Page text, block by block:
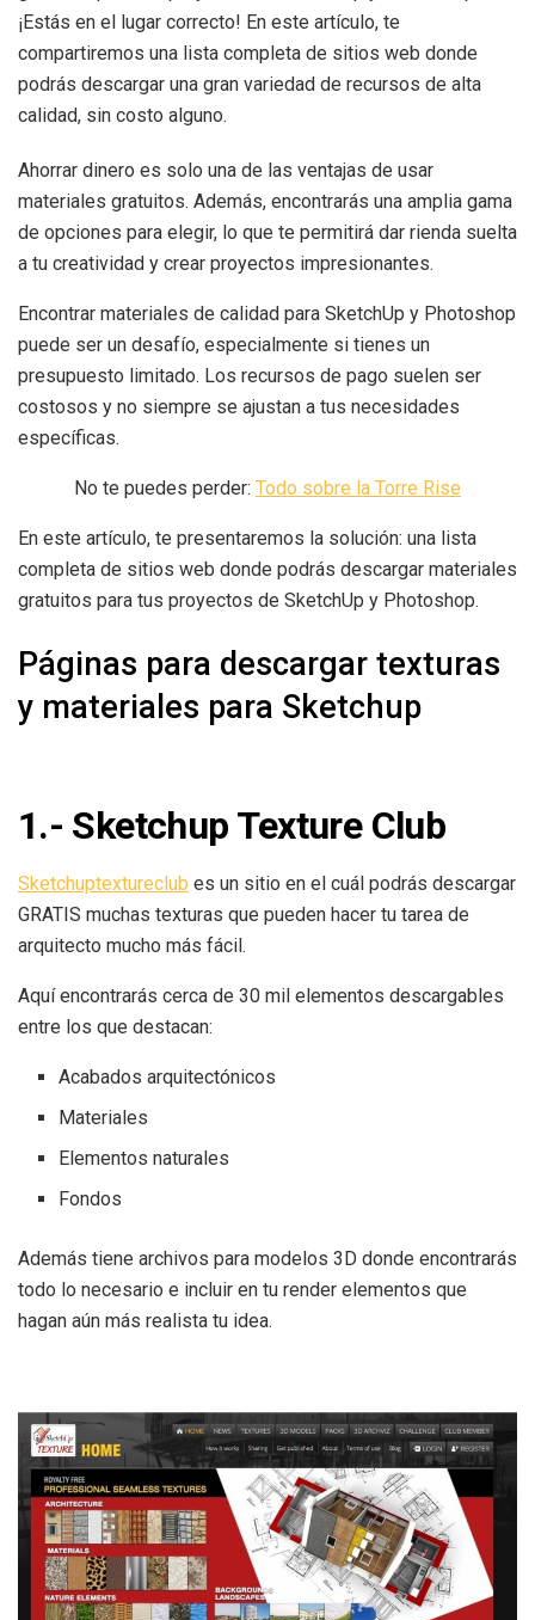
¡Estás en el lugar correcto! En este artículo, te
compartiremos una lista completa de sitios web donde
podrás descargar una gran variedad de recursos de alta
calidad, sin costo alguno.
Ahorrar dinero es solo una de las ventajas de usar
materiales gratuitos. Además, encontrarás una amplia gama
de opciones para elegir, lo que te permitirá dar rienda suelta
a tu creatividad y crear proyectos impresionantes.
Encontrar materiales de calidad para SketchUp y Photoshop
puede ser un desafío, especialmente si tienes un
presupuesto limitado. Los recursos de pago suelen ser
costosos y no siempre se ajustan a tus necesidades
específicas.
No te puedes perder: Todo sobre la Torre Rise
En este artículo, te presentaremos la solución: una lista
completa de sitios web donde podrás descargar materiales
gratuitos para tus proyectos de SketchUp y Photoshop.
Páginas para descargar texturas
y materiales para Sketchup
1.- Sketchup Texture Club
Sketchuptextureclub es un sitio en el cuál podrás descargar
GRATIS muchas texturas que pueden hacer tu tarea de
arquitecto mucho más fácil.
Aquí encontrarás cerca de 30 mil elementos descargables
entre los que destacan:
Acabados arquitectónicos
Materiales
Elementos naturales
Fondos
Además tiene archivos para modelos 3D donde encontrarás
todo lo necesario e incluir en tu render elementos que
hagan aún más realista tu idea.